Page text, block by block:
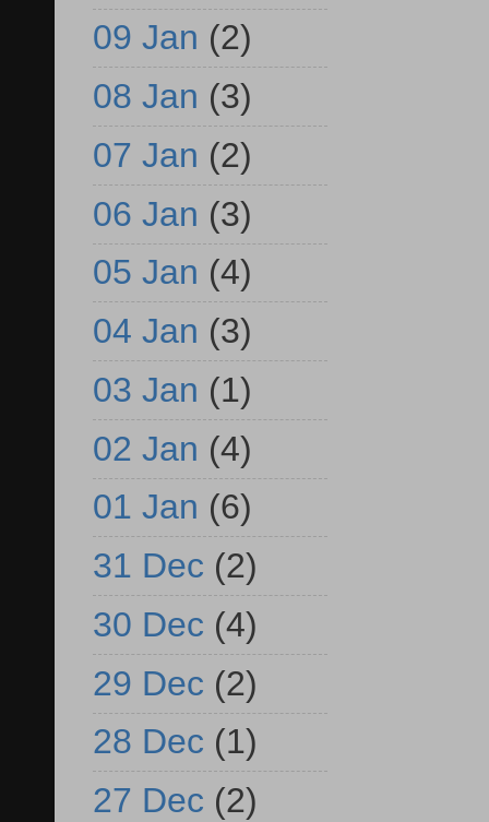
09 Jan (2)
08 Jan (3)
07 Jan (2)
06 Jan (3)
05 Jan (4)
04 Jan (3)
03 Jan (1)
02 Jan (4)
01 Jan (6)
31 Dec (2)
30 Dec (4)
29 Dec (2)
28 Dec (1)
27 Dec (2)